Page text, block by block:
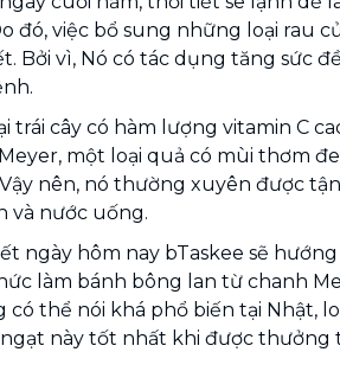
đó, việc bổ sung những loại rau
Bởi vì, Nó có tác dụng tăng sức
trái cây có hàm lượng vitamin C
một loại quả có mùi thơm
Vậy nên, nó thường xuyên được
và nước uống.
ngày hôm nay bTaskee sẽ
làm bánh bông lan từ chanh
có thể nói khá phổ biến tại Nhật,
này tốt nhất khi được thưởng